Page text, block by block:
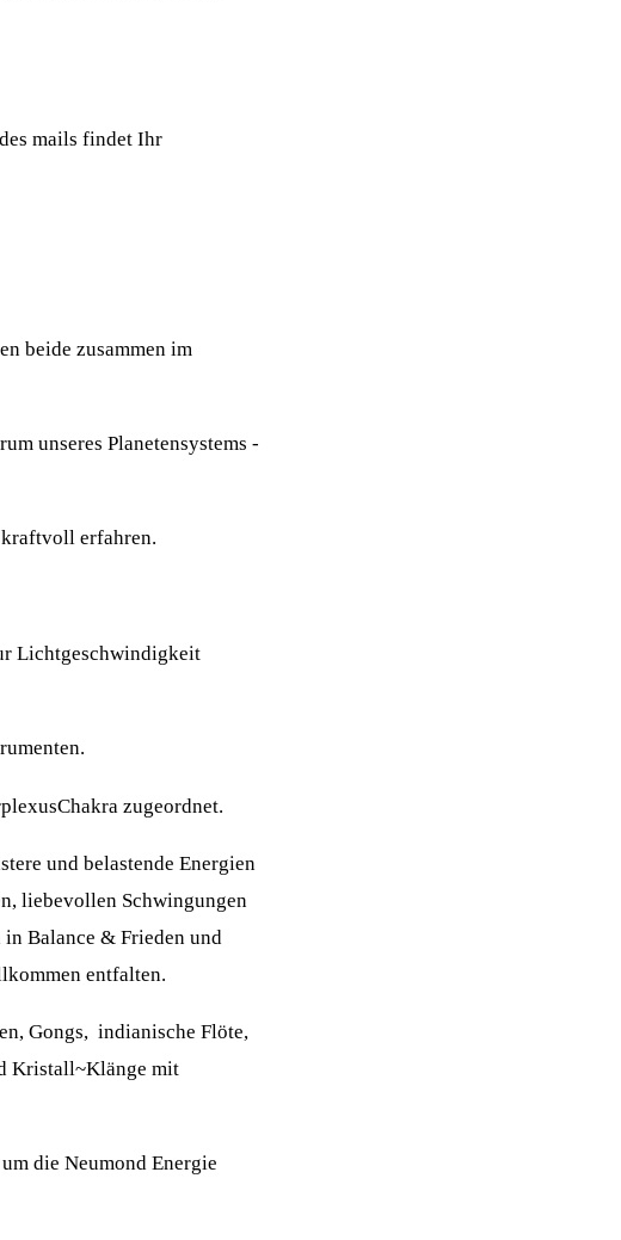
mails findet Ihr
beide zusammen im
unseres Planetensystems -
kraftvoll erfahren.
Lichtgeschwindigkeit
zugeordnet.
und belastende Energien
liebevollen Schwingungen
Balance & Frieden und
entfalten.
Gongs, indianische Flöte,
Kristall~Klänge mit
die Neumond Energie